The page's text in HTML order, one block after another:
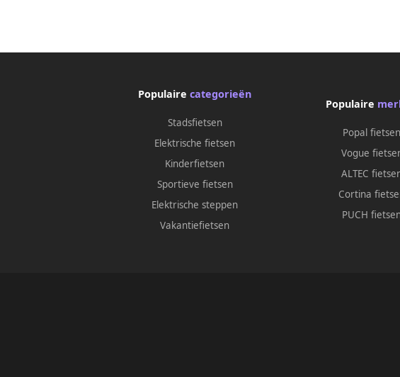
Populairecategorieën
Stadsfietsen
Elektrische fietsen
Kinderfietsen
Sportieve fietsen
Elektrische steppen
Vakantiefietsen
Populaire
Popal fietsen
Vogue
ALTEC
Cortina
PUCH